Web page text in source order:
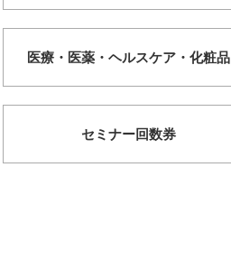
医療・ 医薬・ヘルスケア・化粧品
セミナー回数券